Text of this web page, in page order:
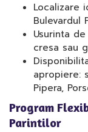
Localizare
Bulevardul
Usurinta
cresa sau
apropiere:
Pipera,
Program
Parintilor